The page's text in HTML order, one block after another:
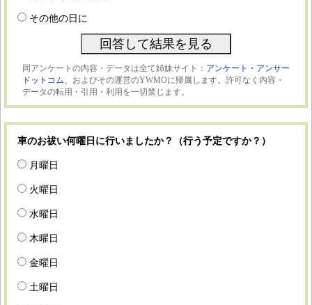
その他の日に
同アンケートの内容・データは全て姉妹サイト： アンケート・アンサー
ドットコム、 およびその運営のYWMOに帰属します。許可なく内容・
データの転用・引用・利用を一切禁じます。
車のお祓い何曜日に行いましたか？（行う予定ですか？）
月曜日
火曜日
水曜日
木曜日
金曜日
土曜日